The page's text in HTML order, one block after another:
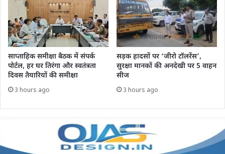
साप्ताहिक समीक्षा बैठक में संपर्क
पोर्टल, हर घर तिरंगा और स्वतंत्रता
दिवस तैयारियों की समीक्षा
3 hours ago
सड़क हादसों पर ‘जीरो टॉलरेंस’,
सुरक्षा मानकों की अनदेखी पर 5 वाहन
सीज
3 hours ago